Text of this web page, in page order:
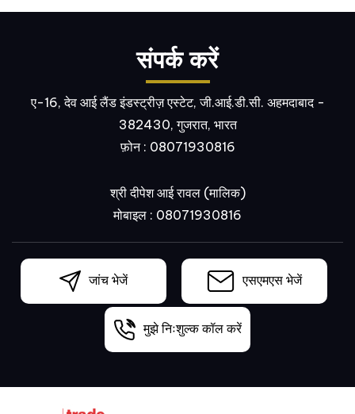
संपर्क करें
ए-16, देव आई लैंड इंडस्ट्रीज़ एस्टेट, जी.आई.डी.सी. अहमदाबाद -
382430, गुजरात, भारत
फ़ोन : 08071930816
श्री दीपेश आई रावल(मालिक)
मोबाइल : 08071930816
जांच भेजें एसएमएस भेजें
मुझे निःशुल्क कॉल करें